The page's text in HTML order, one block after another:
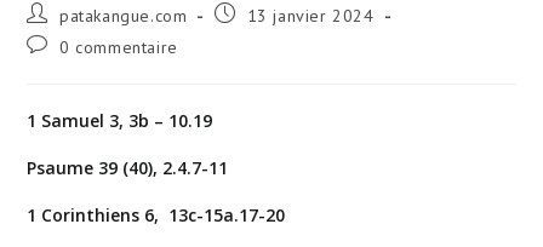
Auteur/autrice
de
la
patakangue.com
Publication
13 janvier 2024
Commentaires
publication :
0 commentaire
1 Samuel 3, 3b – 10.19
Psaume 39 (40), 2.4.7-11
1 Corinthiens 6, 13c-15a.17-20